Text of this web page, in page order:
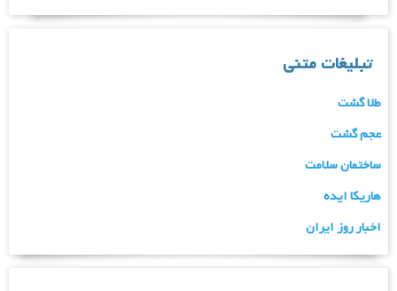
تبلیغات متنی
طلا گشت
عجم گشت
ساختمان سلامت
هاریکا ایده
اخبار روز ایران